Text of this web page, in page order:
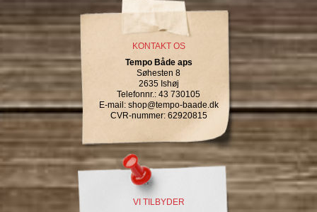
KONTAKT OS
Tempo Både aps
Søhesten 8
2635 Ishøj
Telefonnr. : 43 730105
E-mail: shop@tempo-baade.dk
CVR-nummer:62920815
VI TILBYDER